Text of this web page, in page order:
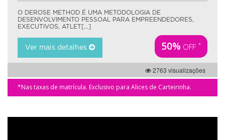
O DEROSE METHOD É UMA METODOLOGIA DE
DESENVOLVIMENTO PESSOAL PARA EMPREENDEDORES,
EXECUTIVOS, ATLET[...]
Ver mais detalhes 50% OFF *
2763 visualizações
*Nas taxas de matrícula. Exclusivo para Alices de Carteirinha.